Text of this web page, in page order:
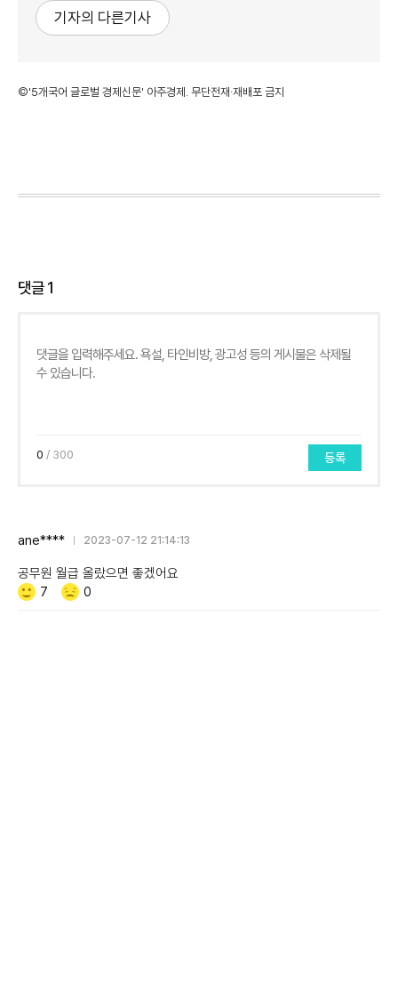
기자의 다른기사
©'5개국어 글로벌 경제신문' 아주경제. 무단전재·재배포 금지
댓글1
0 / 300 등록
ane**** 2023-07-12 21:14:13
공무원 월급 올랐으면 좋겠어요
Like/Dislike
공
7
비
0